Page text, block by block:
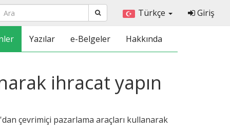
Türkçe Giriş
Yazılar e-Belgeler Hakkında
ihracat yapın
çevrimiçi pazarlama araçları kullanarak